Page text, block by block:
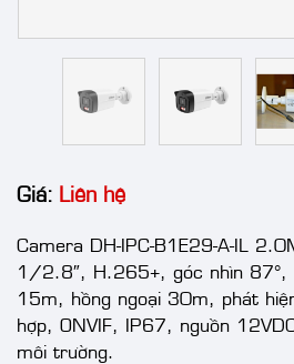
Giá: Liên hệ
Camera DH-IPC-B1E29-A-IL
1/2.8″, H.265+, góc nhìn 87°,
15m, hồng ngoại 30m, phát
hợp, ONVIF, IP67, nguồn
môi trường.